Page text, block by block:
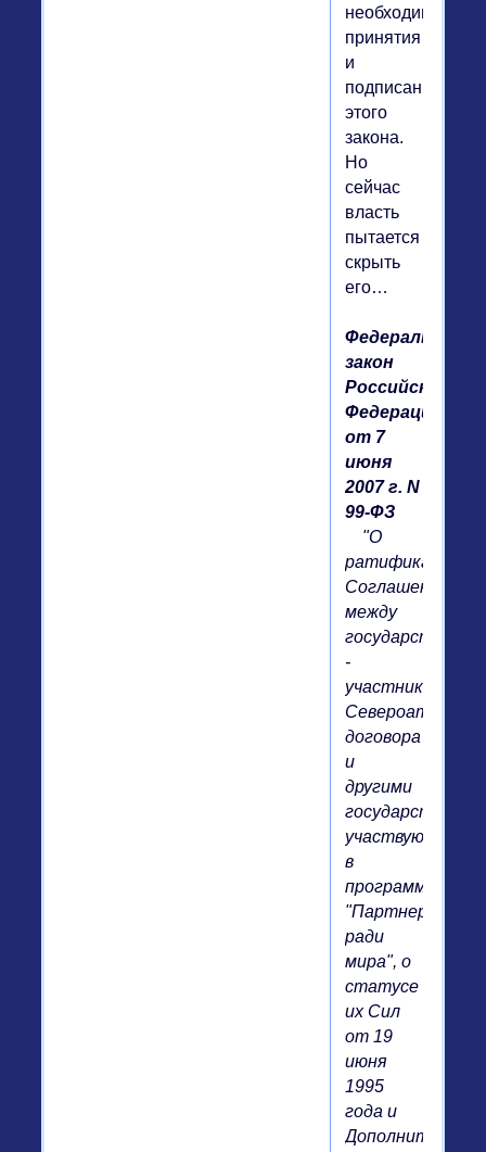
необходимость
принятия
и
подписания
этого
закона.
Но
сейчас
власть
пытается
скрыть
его…
Федеральный
закон
Российской
Федерации
от 7
июня
2007 г. N
99-ФЗ
"О
ратификации
Соглашения
между
государствами
-
участниками
договора
и
другими
государствами,
участвующими
в
программе
"Партнерство
ради
мира", о
статусе
их Сил
от 19
июня
1995
года и